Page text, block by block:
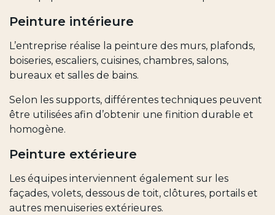
Peinture intérieure
L’entreprise réalise la peinture des murs, plafonds,
boiseries, escaliers, cuisines, chambres, salons,
bureaux et salles de bains.
Selon les supports, différentes techniques peuvent
être utilisées afin d’obtenir une finition durable et
homogène.
Peinture extérieure
Les équipes interviennent également sur les
façades, volets, dessous de toit, clôtures, portails et
autres menuiseries extérieures.